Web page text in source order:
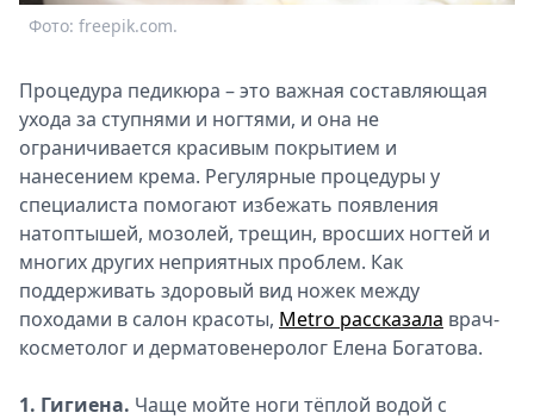
Фото: freepik.com.
Процедура педикюра – это важная составляющая
ухода за ступнями и ногтями, и она не
ограничивается красивым покрытием и
нанесением крема. Регулярные процедуры у
специалиста помогают избежать появления
натоптышей, мозолей, трещин, вросших ногтей и
многих других неприятных проблем. Как
поддерживать здоровый вид ножек между
походами в салон красоты, Metro рассказала врач-
косметолог и дерматовенеролог Елена Богатова.
1. Гигиена. Чаще мойте ноги тёплой водой с